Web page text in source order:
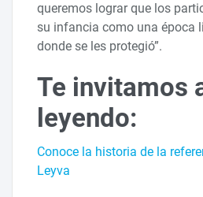
queremos lograr que los
su infancia como una época
donde se les protegió”.
Te invitamos
leyendo:
Conoce la historia de la
Leyva